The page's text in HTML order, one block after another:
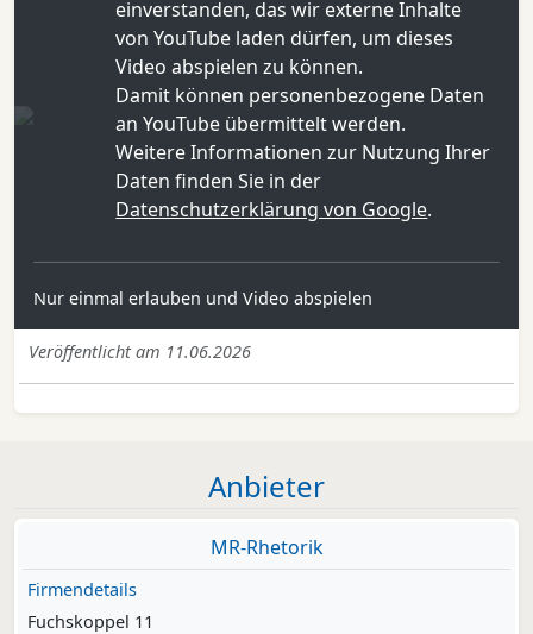
einverstanden, das wir externe Inhalte
von YouTube laden dürfen, um dieses
Video abspielen zu können.
Damit können personenbezogene Daten
an YouTube übermittelt werden.
Weitere Informationen zur Nutzung Ihrer
Daten finden Sie in der
Datenschutzerklärung von Google.
Nur einmal erlauben und Video abspielen
Veröffentlicht am 11.06.2026
Anbieter
MR-Rhetorik
Firmendetails
Fuchskoppel 11